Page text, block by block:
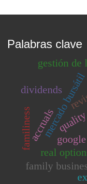
Palabras clave
mercado bursátil
gestión de
real
accruals
dividends
quality
familiness
family